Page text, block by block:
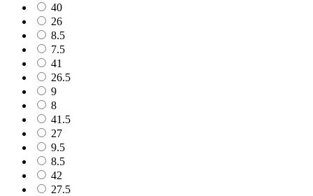
40
26
8.5
7.5
41
26.5
9
8
41.5
27
9.5
8.5
42
27.5